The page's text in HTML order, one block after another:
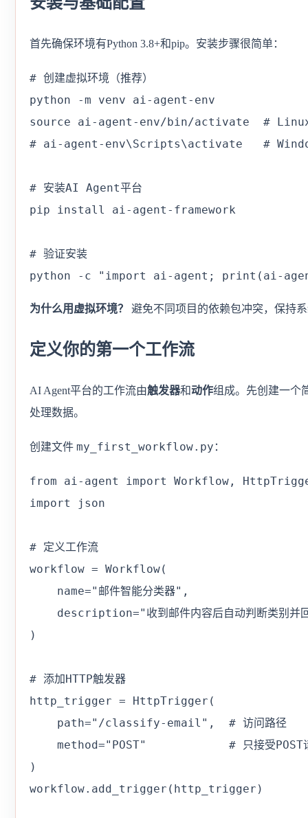
首先确保环境有Python 3.8+和pip。安装步骤很简单：
# 创建虚拟环境（推荐）
python -m venv ai-agent-env
source ai-agent-env/bin/activate  #
# ai-agent-env\Scripts\activate   #
# 安装AI Agent平台
pip install ai-agent-framework
# 验证安装
python -c "import ai-agent; print(ai-
为什么用虚拟环境？ 避免不同项目的依赖包冲突，保持
定义你的第一个工作流
AI Agent平台的工作流由触发器和动作组成。先创建一个
处理数据。
创建文件 my_first_workflow.py ：
from ai-agent import Workflow,
import json
# 定义工作流
workflow = Workflow(
    name="邮件智能分类器",
description="收到邮件内容后自动判断类别并
)
# 添加HTTP触发器
http_trigger = HttpTrigger(
    path="/classify-email",  # 访问路径
method="POST"            # 只接受POST
)
workflow.add_trigger(http_trigger)